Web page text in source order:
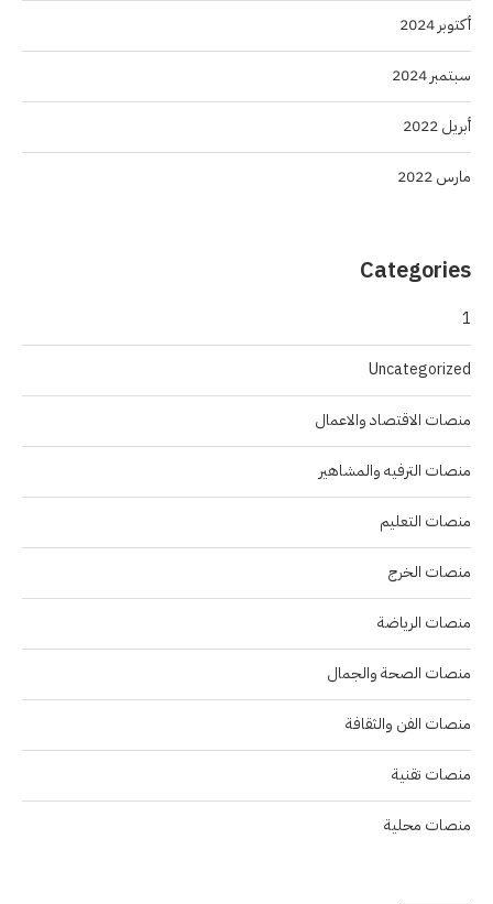
أكتوبر 2024
سبتمبر 2024
أبريل 2022
مارس 2022
Categories
1
Uncategorized
منصات الاقتصاد والاعمال
منصات الترفيه والمشاهير
منصات التعليم
منصات الخرج
منصات الرياضة
منصات الصحة والجمال
منصات الفن والثقافة
منصات تقنية
منصات محلية